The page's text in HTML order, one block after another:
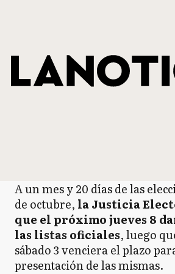
A un mes y 20 días de las
de octubre, la Justicia
que el próximo jueves 8
las listas oficiales, luego
sábado 3 venciera el plazo
presentación de las mismas.